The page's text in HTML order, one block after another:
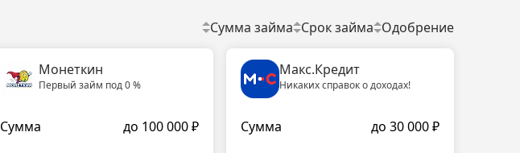
Сумма займа Срок займа Одобрение
Монеткин
Первый займ под 0 %
Сумма
до 100 000 ₽
Макс.Кредит
Никаких справок о доходах!
Сумма
до 30 000 ₽